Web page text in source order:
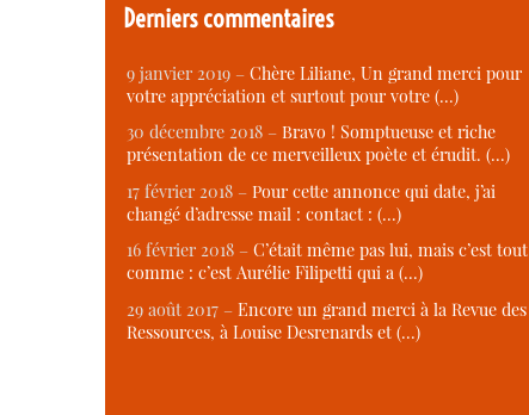
Derniers commentaires
9 janvier 2019 – Chère Liliane, Un grand merci pour
votre appréciation et surtout pour votre (…)
30 décembre 2018 – Bravo ! Somptueuse et riche
présentation de ce merveilleux poète et érudit. (…)
17 février 2018 – Pour cette annonce qui date, j’ai
changé d’adresse mail : contact : (…)
16 février 2018 – C’était même pas lui, mais c’est tout
comme : c’est Aurélie Filipetti qui a (…)
29 août 2017 – Encore un grand merci à la Revue des
Ressources, à Louise Desrenards et (…)